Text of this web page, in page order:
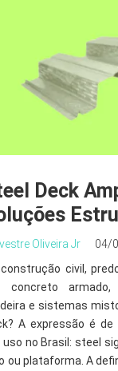
Deck
Oliveira Jr 04/
construção civil,
concreto armado,
e sistemas
A expressão é
uso no Brasil: steel
ou plataforma. A